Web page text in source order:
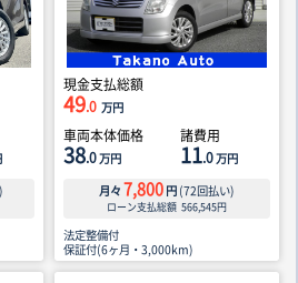
現金支払総額
49.0 万円
車両本体価格
38.0万円
諸費用
11.0万円
月々 7,800 円 (72回払い)
ローン支払総額 566,545円
法定整備付
保証付(6ヶ月・3,000km)